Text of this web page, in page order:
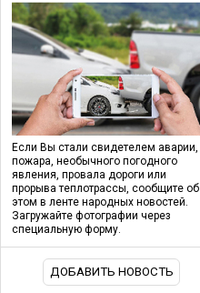
Если Вы стали свидетелем аварии,
пожара, необычного погодного
явления, провала дороги или
прорыва теплотрассы, сообщите об
этом в ленте народных новостей.
Загружайте фотографии через
специальную форму.
ДОБАВИТЬ НОВОСТЬ